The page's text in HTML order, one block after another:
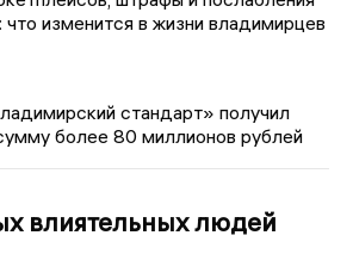
что изменится в жизни владимирцев
стандарт» получил
более 80 миллионов рублей
влиятельных людей